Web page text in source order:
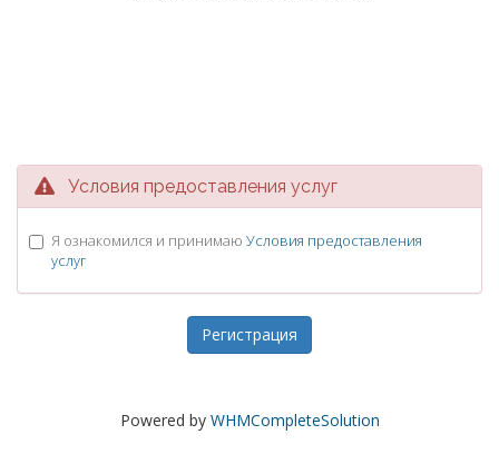
Условия предоставления услуг
Я ознакомился и принимаю Условия предоставления
услуг
Powered by WHMCompleteSolution